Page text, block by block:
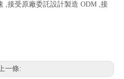
,接受原廠委託設計製造 ODM ,接
一條: